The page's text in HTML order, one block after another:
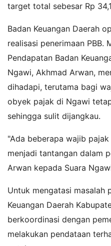
target total sebesar Rp
Badan Keuangan Daerah
realisasi penerimaan PBB.
Pendapatan Badan
Ngawi, Akhmad Arwan,
dihadapi, terutama bagi
obyek pajak di Ngawi
sehingga sulit dijangkau.
"Ada beberapa wajib
menjadi tantangan dalam
Arwan kepada Suara
Untuk mengatasi masalah
Keuangan Daerah
berkoordinasi dengan
melakukan pendataan